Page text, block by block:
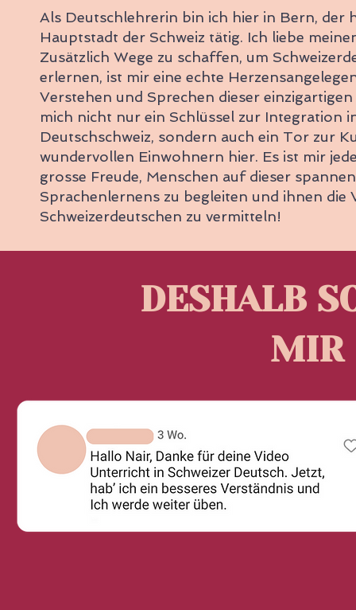
Als Deutschlehrerin bin ich hier in Bern, der
Hauptstadt der Schweiz tätig. Ich liebe
Zusätzlich Wege zu schaffen, um
erlernen, ist mir eine echte
Verstehen und Sprechen dieser
mich nicht nur ein Schlüssel zur Integration
Deutschschweiz, sondern auch ein Tor zur
wundervollen Einwohnern hier. Es ist mir
grosse Freude, Menschen auf dieser
Sprachenlernens zu begleiten und ihnen die
Schweizerdeutschen zu vermitteln!
DESHALB
MIR